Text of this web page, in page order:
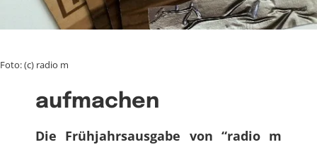
Foto: (c) radio m
aufmachen
Die Frühjahrsausgabe von “radio m